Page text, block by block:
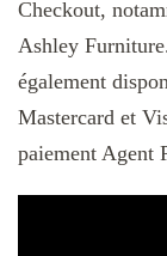
Checkout,
Ashley
également
Mastercard et
paiement Agent